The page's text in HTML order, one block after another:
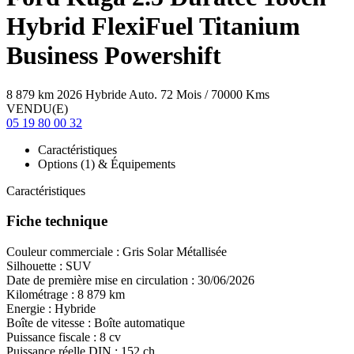
Hybrid FlexiFuel Titanium
Business Powershift
8 879 km 2026 Hybride Auto. 72 Mois / 70000 Kms
VENDU(E)
05 19 80 00 32
Caractéristiques
Options (1) & Équipements
Caractéristiques
Fiche technique
Couleur commerciale : Gris Solar Métallisée
Silhouette : SUV
Date de première mise en circulation : 30/06/2026
Kilométrage : 8 879 km
Energie : Hybride
Boîte de vitesse : Boîte automatique
Puissance fiscale : 8 cv
Puissance réelle DIN : 152 ch